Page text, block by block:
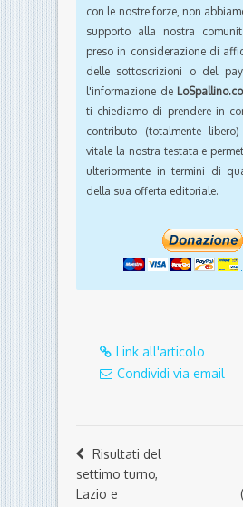
con le nostre forze, non
supporto alla nostra
preso in considerazione di
delle sottoscrizioni o del
l'informazione de
ti chiediamo di prendere in
contributo (totalmente
vitale la nostra testata e
ulteriormente in termini di
della sua offerta editoriale.
Link all'articolo
Condividi via email
Risultati del
settimo turno,
Lazio e